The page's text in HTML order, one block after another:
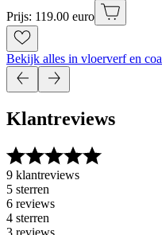
Prijs: 119.00 euro
Bekijk alles in vloerverf en
Klantreviews
9 klantreviews
5 sterren
6 reviews
4 sterren